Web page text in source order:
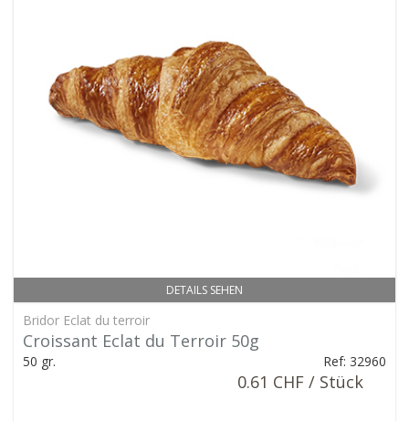
DETAILS SEHEN
Bridor Eclat du terroir
Croissant Eclat du Terroir 50g
50 gr. Ref: 32960
0.61 CHF / Stück